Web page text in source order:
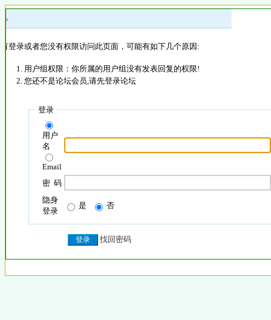
»
登录或者您没有权限访问此页面，可能有如下几个原因:
用户组权限：你所属的用户组没有发表回复的权限!
您还不是论坛会员,请先登录论坛
登录
用户
名
Email
密 码
隐身
登录
是 否
找回密码